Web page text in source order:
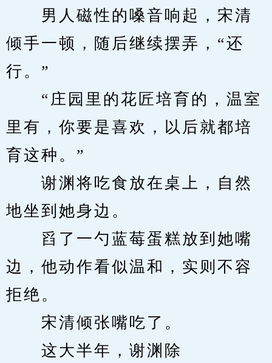
男人磁性的嗓音响起，宋清
倾手一顿，随后继续摆弄，“还
行。”
“庄园里的花匠培育的，温室
里有，你要是喜欢，以后就都培
育这种。”
谢渊将吃食放在桌上，自然
地坐到她身边。
舀了一勺蓝莓蛋糕放到她嘴
边，他动作看似温和，实则不容
拒绝。
宋清倾张嘴吃了。
这大半年，谢渊除